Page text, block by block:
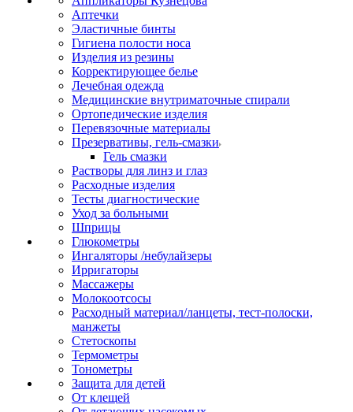
Аптечки
Эластичные бинты
Гигиена полости носа
Изделия из резины
Корректирующее белье
Лечебная одежда
Медицинские внутриматочные спирали
Ортопедические изделия
Перевязочные материалы
Презервативы, гель-смазки
Гель смазки
Растворы для линз и глаз
Расходные изделия
Тесты диагностические
Уход за больными
Шприцы
Глюкометры
Ингаляторы /небулайзеры
Ирригаторы
Массажеры
Молокоотсосы
Расходный материал/ланцеты, тест-полоски,
манжеты
Стетоскопы
Термометры
Тонометры
Защита для детей
От клещей